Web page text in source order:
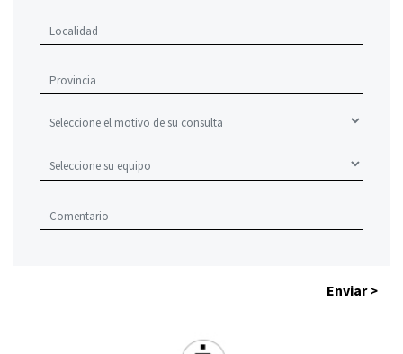
Enviar >